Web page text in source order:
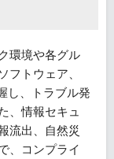
環境や各グル
フトウェア、
し、トラブル発
、情報セキュ
流出、自然災
、コンプライ